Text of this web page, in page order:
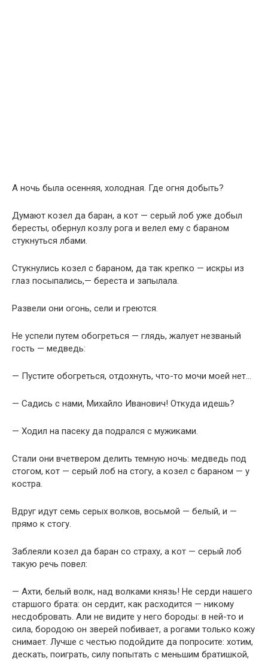
А ночь была осенняя, холодная. Где огня добыть?
Думают козел да баран, а кот — серый лоб уже добыл
бересты, обернул козлу рога и велел ему с бараном
стукнуться лбами.
Стукнулись козел с бараном, да так крепко — искры из
глаз посыпались,— береста и запылала.
Развели они огонь, сели и греются.
Не успели путем обогреться — глядь, жалует незваный
гость — медведь:
— Пустите обогреться, отдохнуть, что-то мочи моей нет…
— Садись с нами, Михайло Иванович! Откуда идешь?
— Ходил на пасеку да подрался с мужиками.
Стали они вчетвером делить темную ночь: медведь под
стогом, кот — серый лоб на стогу, а козел с бараном — у
костра.
Вдруг идут семь серых волков, восьмой — белый, и —
прямо к стогу.
Заблеяли козел да баран со страху, а кот — серый лоб
такую речь повел:
— Ахти, белый волк, над волками князь! Не серди нашего
старшого брата: он сердит, как расходится — никому
несдобровать. Али не видите у него бороды: в ней-то и
сила, бородою он зверей побивает, а рогами только кожу
снимает. Лучше с честью подойдите да попросите: хотим,
дескать, поиграть, силу попытать с меньшим братишкой,